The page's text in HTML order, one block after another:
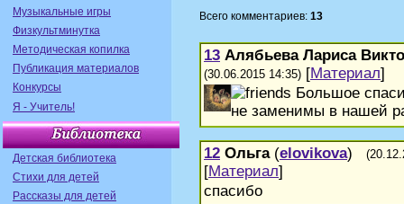
Музыкальные игры
Физкультминутка
Методическая копилка
Публикация материалов
Конкурсы
Я - Учитель!
Детская библиотека
Стихи для детей
Рассказы для детей
Всего комментариев: 13
13 Алябьева Лариса
(30.06.2015 14:35) [Материал]
Большое
не заменимы в нашей
12 Ольга(elovikova)
[Материал]
спасибо